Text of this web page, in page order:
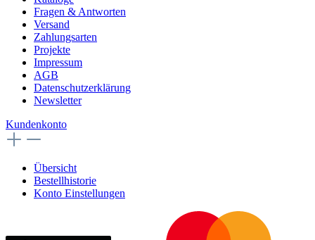
Fragen & Antworten
Versand
Zahlungsarten
Projekte
Impressum
AGB
Datenschutzerklärung
Newsletter
Kundenkonto
Übersicht
Bestellhistorie
Konto Einstellungen